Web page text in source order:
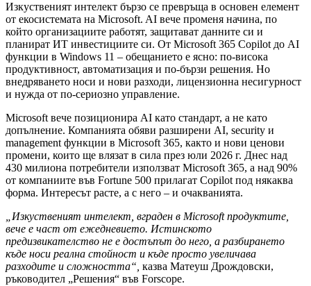
Изкуственият интелект бързо се превръща в основен елемент
от екосистемата на Microsoft. AI вече променя начина, по
който организациите работят, защитават данните си и
планират ИТ инвестициите си. От Microsoft 365 Copilot до AI
функции в Windows 11 – обещанието е ясно: по-висока
продуктивност, автоматизация и по-бързи решения. Но
внедряването носи и нови разходи, лицензионна несигурност
и нужда от по-сериозно управление.
Microsoft вече позиционира AI като стандарт, а не като
допълнение. Компанията обяви разширени AI, security и
management функции в Microsoft 365, както и нови ценови
промени, които ще влязат в сила през юли 2026 г. Днес над
430 милиона потребители използват Microsoft 365, а над 90%
от компаниите във Fortune 500 прилагат Copilot под някаква
форма. Интересът расте, а с него – и очакванията.
„Изкуственият интелект, вграден в Microsoftпродуктите,
вече е част от ежедневието. Истинското
предизвикателство не е достъпът до него, а разбирането
къде носи реална стойност и къде просто увеличава
разходите и сложността“, казва Матеуш Дрождовски,
ръководител „Решения“ във Forscope.